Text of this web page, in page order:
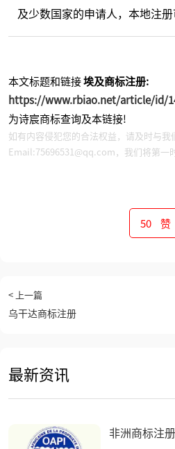
及少数国家的申请人，本地注册
本文标题和链接埃及商标注册:
https://www.rbiao.net/article/id/
为诗宸商标查询及本链接!
如有内容侵犯您的合法权益，请及时与我
Email:75696531@qq.com，我们将第一
50 赞
< 上一篇
乌干达商标注册
最新资讯
非洲商标注册